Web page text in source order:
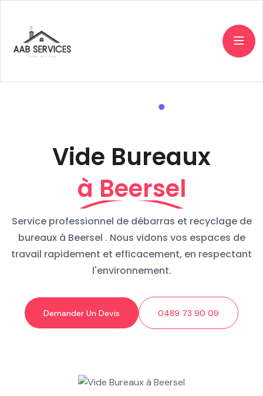
Vide Bureaux
à Beersel
Service professionnel de débarras et recyclage de
bureaux à Beersel . Nous vidons vos espaces de
travail rapidement et efficacement, en respectant
l'environnement.
Demander Un Devis 0489 73 90 09